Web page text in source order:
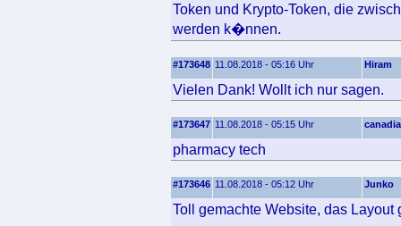
Token und Krypto-Token, die
werden k�nnen.
#173648 11.08.2018 - 05:16 Uhr Hiram
Vielen Dank! Wollt ich nur sagen.
#173647 11.08.2018 - 05:15 Uhr
pharmacy tech
#173646 11.08.2018 - 05:12 Uhr Junko
Toll gemachte Website, das Layout